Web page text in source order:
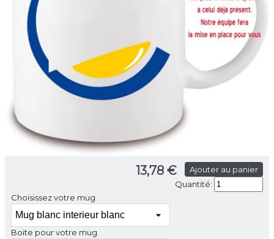
13,78 €
Ajouter au panier
Quantité:
Choisissez votre mug
Boite pour votre mug